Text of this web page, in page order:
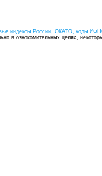
индексы России, ОКАТО, коды
в ознокомительных целях,